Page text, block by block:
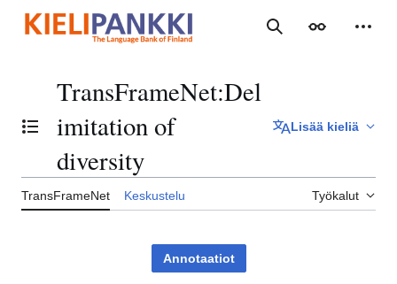
sisältöön
Haku Ulkoasu
Vaihda sisällysluettelo
TransFrameNet:Del
imitation of
diversity
Lisää kieliä
TransFrameNet Keskustelu Työkalut
Annotaatiot